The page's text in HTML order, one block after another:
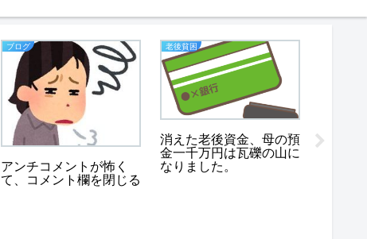
ブログ
アンチコメントが怖く
て、コメント欄を閉じる
老後貧困
消えた老後資金、母の預
金一千万円は瓦礫の山に
なりました。
５０代